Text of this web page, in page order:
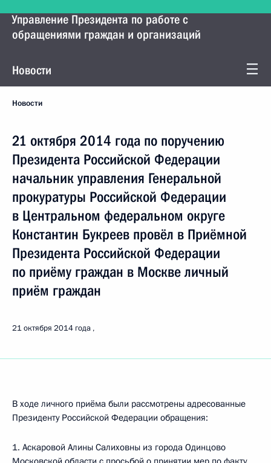
Управление Президента по работе с
обращениями граждан и организаций
Новости
Новости
21 октября 2014 года по поручению
Президента Российской Федерации
начальник управления Генеральной
прокуратуры Российской Федерации
в Центральном федеральном округе
Константин Букреев провёл в Приёмной
Президента Российской Федерации
по приёму граждан в Москве личный
приём граждан
21 октября 2014 года
В ходе личного приёма были рассмотрены адресованные
Президенту Российской Федерации обращения:
1. Аскаровой Алины Салиховны из города Одинцово